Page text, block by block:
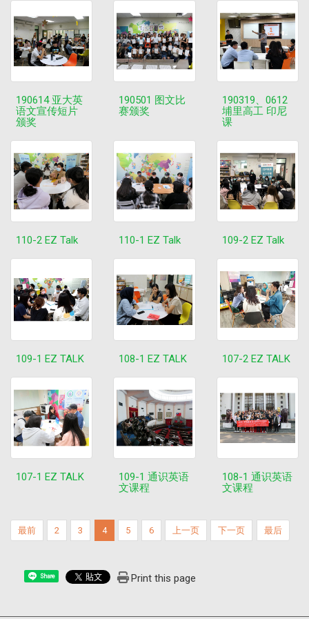
190614 亚大英
语文宣传短片
颁奖
190501 图文比
赛颁奖
190319、0612
埔里高工 印尼
课
110-2 EZ Talk 110-1 EZ Talk 109-2 EZ Talk
109-1 EZ TALK 108-1 EZ TALK 107-2 EZ TALK
107-1 EZ TALK
109-1 通识英语
文课程
108-1 通识英语
文课程
最前 2 3 4 5 6 上一页 下一页 最后
Share Print this page